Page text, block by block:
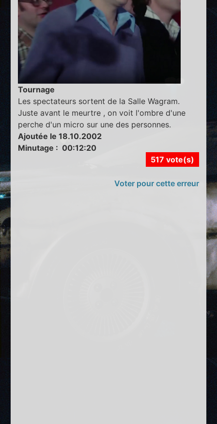
Tournage
Les spectateurs sortent de la Salle Wagram.
Juste avant le meurtre , on voit l'ombre d'une
perche d'un micro sur une des personnes.
Ajoutée le 18.10.2002
Minutage : 00:12:20
517 vote(s)
Voter pour cette erreur